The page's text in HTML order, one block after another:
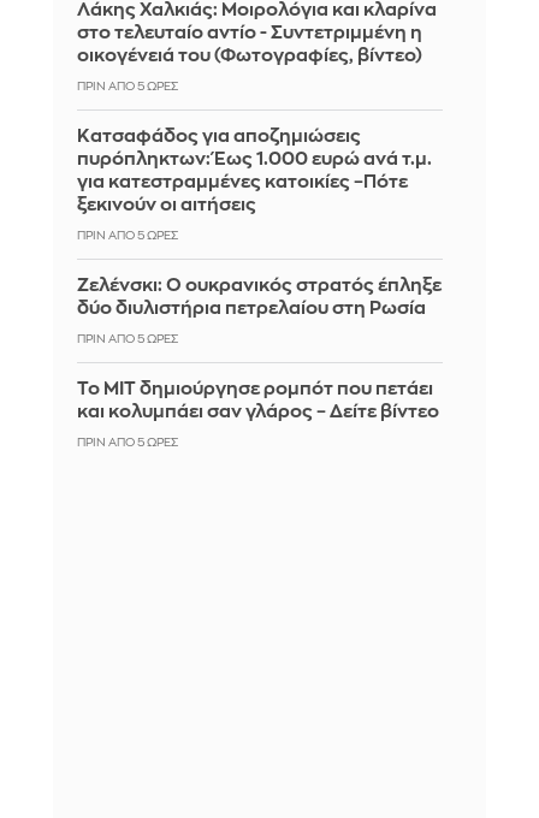
Λάκης Χαλκιάς: Mοιρολόγια και κλαρίνα
στο τελευταίο αντίο - Συντετριμμένη η
οικογένειά του (Φωτογραφίες, βίντεο)
ΠΡΙΝ ΑΠΌ 5 ΏΡΕΣ
Κατσαφάδος για αποζημιώσεις
πυρόπληκτων: Έως 1.000 ευρώ ανά τ.μ.
για κατεστραμμένες κατοικίες –Πότε
ξεκινούν οι αιτήσεις
ΠΡΙΝ ΑΠΌ 5 ΏΡΕΣ
Ζελένσκι: Ο ουκρανικός στρατός έπληξε
δύο διυλιστήρια πετρελαίου στη Ρωσία
ΠΡΙΝ ΑΠΌ 5 ΏΡΕΣ
Το MIT δημιούργησε ρομπότ που πετάει
και κολυμπάει σαν γλάρος – Δείτε βίντεο
ΠΡΙΝ ΑΠΌ 5 ΏΡΕΣ